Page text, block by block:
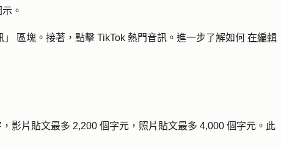
示 。
」 區塊。接著，點擊 TikTok 熱門音訊 。進一步了解如何 在編輯
影片貼文最多 2,200 個字元，照片貼文最多 4,000 個字元。此